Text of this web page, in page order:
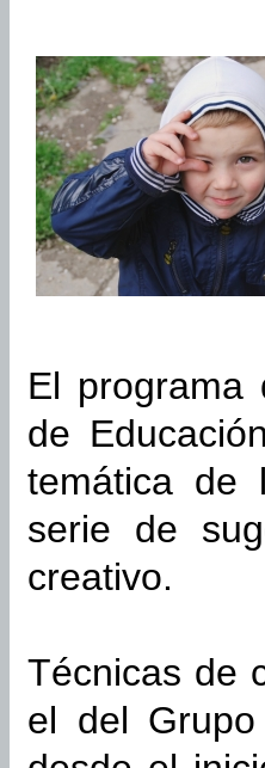
El programa
de
temática de
serie de
creativo.
Técnicas de
el del